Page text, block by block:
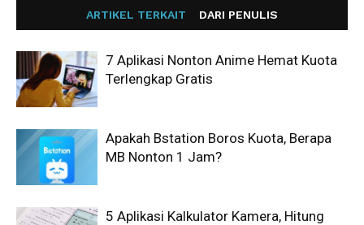
ARTIKEL TERKAIT DARI PENULIS
7 Aplikasi Nonton Anime Hemat Kuota
Terlengkap Gratis
Apakah Bstation Boros Kuota, Berapa
MB Nonton 1 Jam?
5 Aplikasi Kalkulator Kamera, Hitung